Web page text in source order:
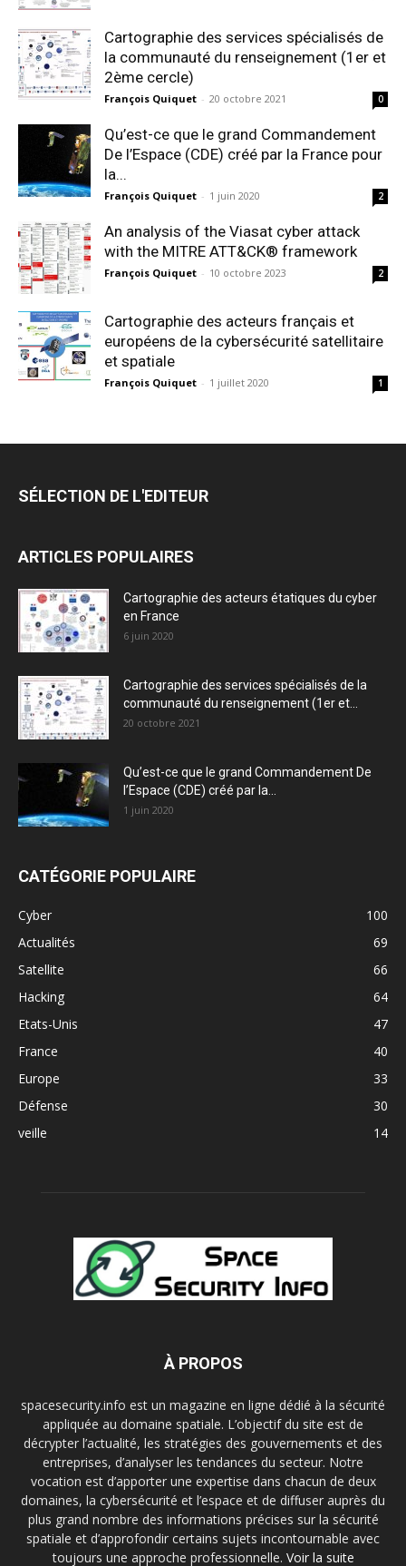
Cartographie des services spécialisés de
la communauté du renseignement (1er et
2ème cercle)
François Quiquet - 20 octobre 2021 0
Qu’est-ce que le grand Commandement
De l’Espace (CDE) créé par la France pour
la...
François Quiquet - 1 juin 2020 2
An analysis of the Viasat cyber attack
with the MITRE ATT&CK® framework
François Quiquet - 10 octobre 2023 2
Cartographie des acteurs français et
européens de la cybersécurité satellitaire
et spatiale
François Quiquet - 1 juillet 2020 1
SÉLECTION DE L'EDITEUR
ARTICLES POPULAIRES
Cartographie des acteurs étatiques du cyber
en France
6 juin 2020
Cartographie des services spécialisés de la
communauté du renseignement (1er et...
20 octobre 2021
Qu’est-ce que le grand Commandement De
l’Espace (CDE) créé par la...
1 juin 2020
CATÉGORIE POPULAIRE
Cyber
100
Actualités
69
Satellite
66
Hacking
64
Etats-Unis
47
France
40
Europe
33
Défense
30
veille
14
À PROPOS
spacesecurity.info est un magazine en ligne dédié à la sécurité
appliquée au domaine spatiale. L’objectif du site est de
décrypter l’actualité, les stratégies des gouvernements et des
entreprises, d’analyser les tendances du secteur. Notre
vocation est d’apporter une expertise dans chacun de deux
domaines, la cybersécurité et l’espace et de diffuser auprès du
plus grand nombre des informations précises sur la sécurité
spatiale et d’approfondir certains sujets incontournable avec
toujours une approche professionnelle. Voir la suite